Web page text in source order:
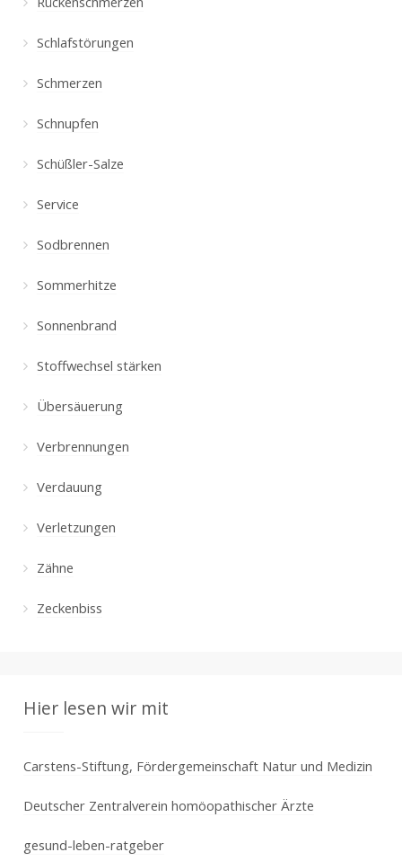
Schlafstörungen
Schmerzen
Schnupfen
Schüßler-Salze
Service
Sodbrennen
Sommerhitze
Sonnenbrand
Stoffwechsel stärken
Übersäuerung
Verbrennungen
Verdauung
Verletzungen
Zähne
Zeckenbiss
Hier lesen wir mit
Carstens-Stiftung, Fördergemeinschaft Natur und Medizin
Deutscher Zentralverein homöopathischer Ärzte
gesund-leben-ratgeber